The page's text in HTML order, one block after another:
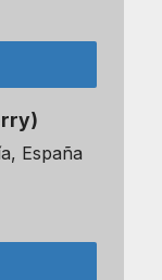
España